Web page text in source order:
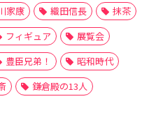
家康 織田信長
抹茶
フィギュア
展覧会
豊臣兄弟！
昭和時代
鎌倉殿の13人